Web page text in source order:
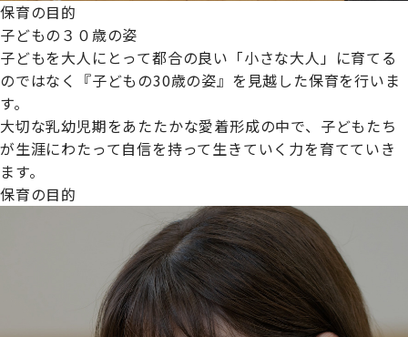
プライムスターほいくえんグループは女性が安心して働き
続けられる環境づくりに取り組んでおり、厚生労働省の
【えるぼし認定(☆☆)】
保育の目的
子どもの３０歳の姿
子どもを大人にとって都合の良い「小さな大人」に育てる
のではなく『子どもの30歳の姿』を見越した保育を行いま
す。
大切な乳幼児期をあたたかな愛着形成の中で、子どもたち
が生涯にわたって自信を持って生きていく力を育てていき
ます。
保育の目的